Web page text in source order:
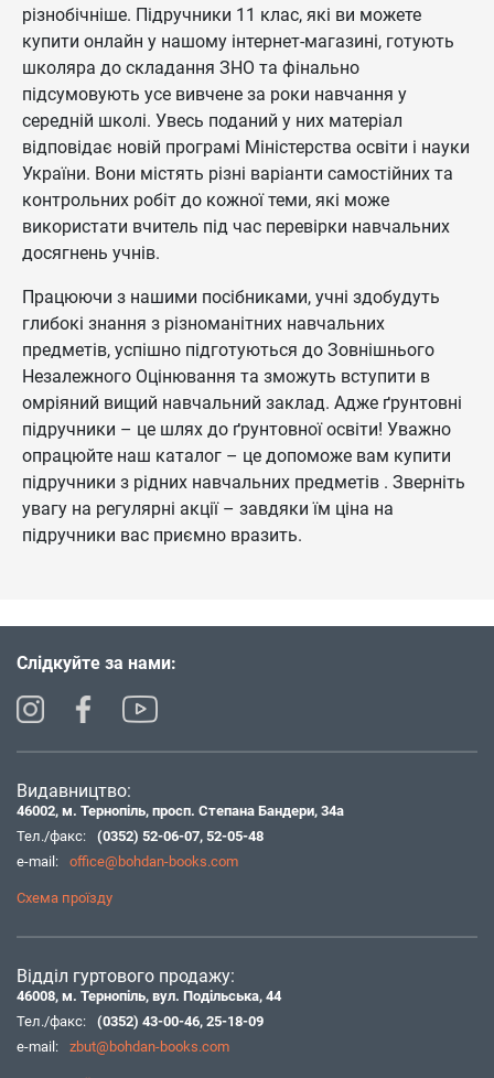
різнобічніше. Підручники 11 клас, які ви можете
купити онлайн у нашому інтернет-магазині, готують
школяра до складання ЗНО та фінально
підсумовують усе вивчене за роки навчання у
середній школі. Увесь поданий у них матеріал
відповідає новій програмі Міністерства освіти і науки
України. Вони містять різні варіанти самостійних та
контрольних робіт до кожної теми, які може
використати вчитель під час перевірки навчальних
досягнень учнів.
Працюючи з нашими посібниками, учні здобудуть
глибокі знання з різноманітних навчальних
предметів, успішно підготуються до Зовнішнього
Незалежного Оцінювання та зможуть вступити в
омріяний вищий навчальний заклад. Адже ґрунтовні
підручники – це шлях до ґрунтовної освіти! Уважно
опрацюйте наш каталог – це допоможе вам купити
підручники з рідних навчальних предметів . Зверніть
увагу на регулярні акції – завдяки їм ціна на
підручники вас приємно вразить.
Слідкуйте за нами:
Видавництво:
46002, м. Тернопіль, просп. Степана Бандери, 34а
Тел./факс:
(0352) 52-06-07, 52-05-48
e-mail:
office@bohdan-books.com
Схема проїзду
Відділ гуртового продажу:
46008, м. Тернопіль, вул. Подільська, 44
Тел./факс:
(0352) 43-00-46, 25-18-09
e-mail:
zbut@bohdan-books.com